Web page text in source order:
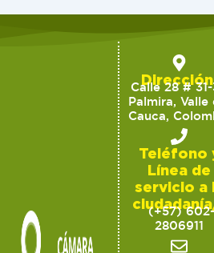
Calle 28 #
Palmira, Valle
Cauca,
Teléfono
Línea de
servicio a
(+57) 602-
2806911